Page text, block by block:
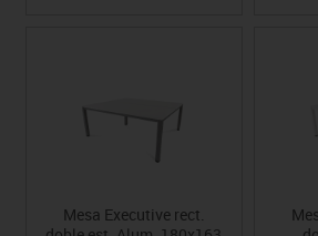
Mesa Executive rect.